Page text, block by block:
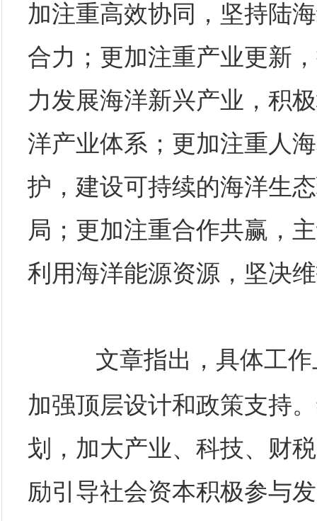
加注重高效协同，坚持陆
合力；更加注重产业更新
力发展海洋新兴产业，积
洋产业体系；更加注重人
护，建设可持续的海洋生
局；更加注重合作共赢，
利用海洋能源资源，坚决
文章指出，具体工作
加强顶层设计和政策支持
划，加大产业、科技、财
励引导社会资本积极参与